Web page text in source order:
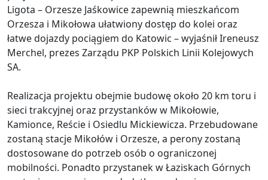
Ligota – Orzesze Jaśkowice zapewnią mieszkańcom
Orzesza i Mikołowa ułatwiony dostęp do kolei oraz
łatwe dojazdy pociągiem do Katowic – wyjaśnił Ireneusz
Merchel, prezes Zarządu PKP Polskich Linii Kolejowych
SA.
Realizacja projektu obejmie budowę około 20 km toru i
sieci trakcyjnej oraz przystanków w Mikołowie,
Kamionce, Reście i Osiedlu Mickiewicza. Przebudowane
zostaną stacje Mikołów i Orzesze, a perony zostaną
dostosowane do potrzeb osób o ograniczonej
mobilności. Ponadto przystanek w Łaziskach Górnych